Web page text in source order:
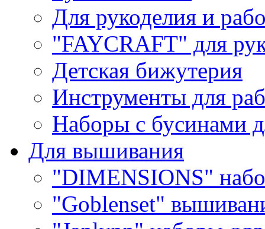
Для рукоделия и
"FAYCRAFT" для
Детская бижутерия
Инструменты для
Наборы с бусинами
Для вышивания
"DIMENSIONS"
"Goblenset"